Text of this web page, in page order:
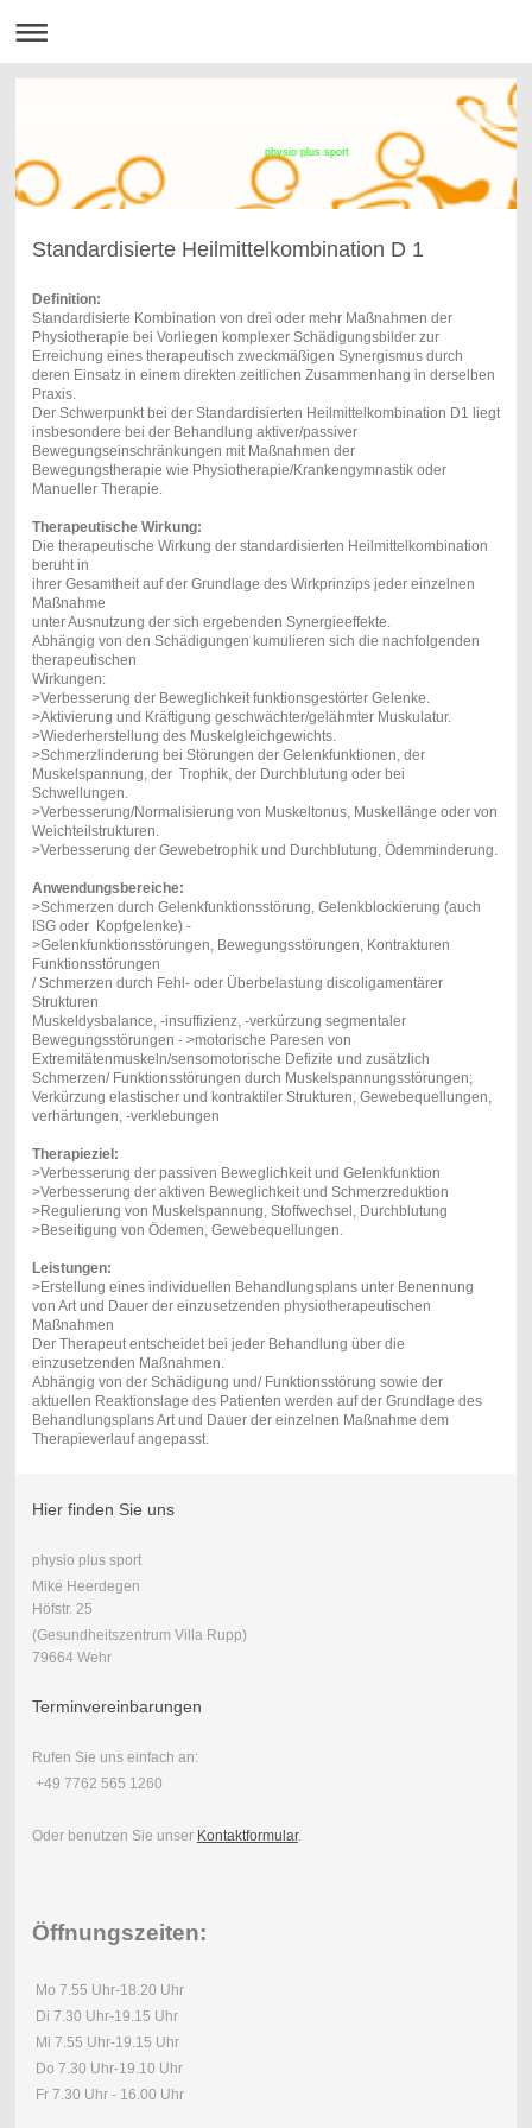
physio plus sport
Standardisierte Heilmittelkombination D 1
Definition:
Standardisierte Kombination von drei oder mehr Maßnahmen der
Physiotherapie bei Vorliegen komplexer Schädigungsbilder zur
Erreichung eines therapeutisch zweckmäßigen Synergismus durch
deren Einsatz in einem direkten zeitlichen Zusammenhang in derselben
Praxis.
Der Schwerpunkt bei der Standardisierten Heilmittelkombination D1 liegt
insbesondere bei der Behandlung aktiver/passiver
Bewegungseinschränkungen mit Maßnahmen der
Bewegungstherapie wie Physiotherapie/Krankengymnastik oder
Manueller Therapie.
Therapeutische Wirkung:
Die therapeutische Wirkung der standardisierten Heilmittelkombination
beruht in
ihrer Gesamtheit auf der Grundlage des Wirkprinzips jeder einzelnen
Maßnahme
unter Ausnutzung der sich ergebenden Synergieeffekte.
Abhängig von den Schädigungen kumulieren sich die nachfolgenden
therapeutischen
Wirkungen:
>Verbesserung der Beweglichkeit funktionsgestörter Gelenke.
>Aktivierung und Kräftigung geschwächter/gelähmter Muskulatur.
>Wiederherstellung des Muskelgleichgewichts.
>Schmerzlinderung bei Störungen der Gelenkfunktionen, der
Muskelspannung, der Trophik, der Durchblutung oder bei
Schwellungen.
>Verbesserung/Normalisierung von Muskeltonus, Muskellänge oder von
Weichteilstrukturen.
>Verbesserung der Gewebetrophik und Durchblutung, Ödemminderung.
Anwendungsbereiche:
>Schmerzen durch Gelenkfunktionsstörung, Gelenkblockierung (auch
ISG oder Kopfgelenke) -
>Gelenkfunktionsstörungen, Bewegungsstörungen, Kontrakturen
Funktionsstörungen
/ Schmerzen durch Fehl- oder Überbelastung discoligamentärer
Strukturen
Muskeldysbalance, -insuffizienz, -verkürzung segmentaler
Bewegungsstörungen - >motorische Paresen von
Extremitätenmuskeln/sensomotorische Defizite und zusätzlich
Schmerzen/ Funktionsstörungen durch Muskelspannungsstörungen;
Verkürzung elastischer und kontraktiler Strukturen, Gewebequellungen,
verhärtungen, -verklebungen
Therapieziel:
>Verbesserung der passiven Beweglichkeit und Gelenkfunktion
>Verbesserung der aktiven Beweglichkeit und Schmerzreduktion
>Regulierung von Muskelspannung, Stoffwechsel, Durchblutung
>Beseitigung von Ödemen, Gewebequellungen.
Leistungen:
>Erstellung eines individuellen Behandlungsplans unter Benennung
von Art und Dauer der einzusetzenden physiotherapeutischen
Maßnahmen
Der Therapeut entscheidet bei jeder Behandlung über die
einzusetzenden Maßnahmen.
Abhängig von der Schädigung und/ Funktionsstörung sowie der
aktuellen Reaktionslage des Patienten werden auf der Grundlage des
Behandlungsplans Art und Dauer der einzelnen Maßnahme dem
Therapieverlauf angepasst.
Hier finden Sie uns
physio plus sport
Mike Heerdegen
Höfstr. 25
(Gesundheitszentrum Villa Rupp)
79664 Wehr
Terminvereinbarungen
Rufen Sie uns einfach an:
+49 7762 565 1260
Oder benutzen Sie unser Kontaktformular.
Öffnungszeiten:
Mo 7.55 Uhr-18.20 Uhr
Di 7.30 Uhr-19.15 Uhr
Mi 7.55 Uhr-19.15 Uhr
Do 7.30 Uhr-19.10 Uhr
Fr 7.30 Uhr - 16.00 Uhr